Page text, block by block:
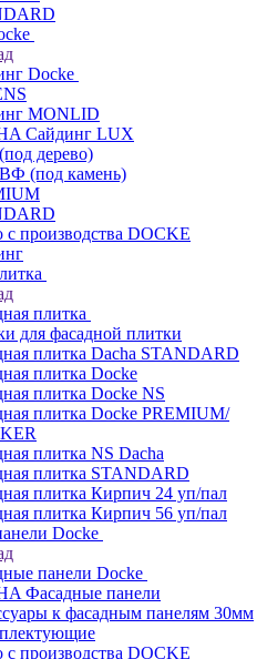
Docke
MONLID
Сайдинг LUX
дерево)
(под камень)
с производства DOCKE
плитка
для фасадной плитки
плитка Dacha STANDARD
плитка Docke
плитка Docke NS
плитка Docke PREMIUM/
плитка NS Dacha
плитка STANDARD
плитка Кирпич 24 уп/пал
плитка Кирпич 56 уп/пал
Docke
панели Docke
Фасадные панели
к фасадным панелям 30мм
с производства DOCKE